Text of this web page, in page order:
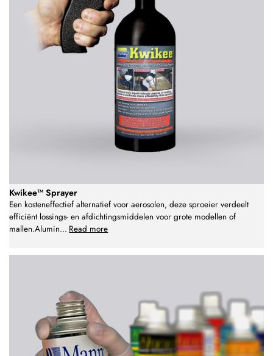
Kwikee™ Sprayer
Een kosteneffectief alternatief voor aerosolen, deze sproeier verdeelt
efficiënt lossings- en afdichtingsmiddelen voor grote modellen of
mallen.Alumin... Read more